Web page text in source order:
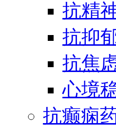
抗精
抗抑
抗焦
心境
抗癫痫